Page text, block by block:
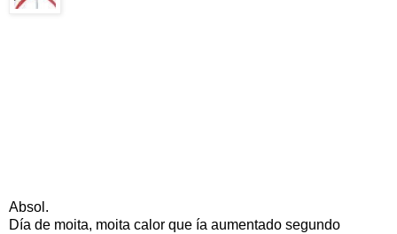
Absol.
Día de moita, moita calor que ía aumentado segundo